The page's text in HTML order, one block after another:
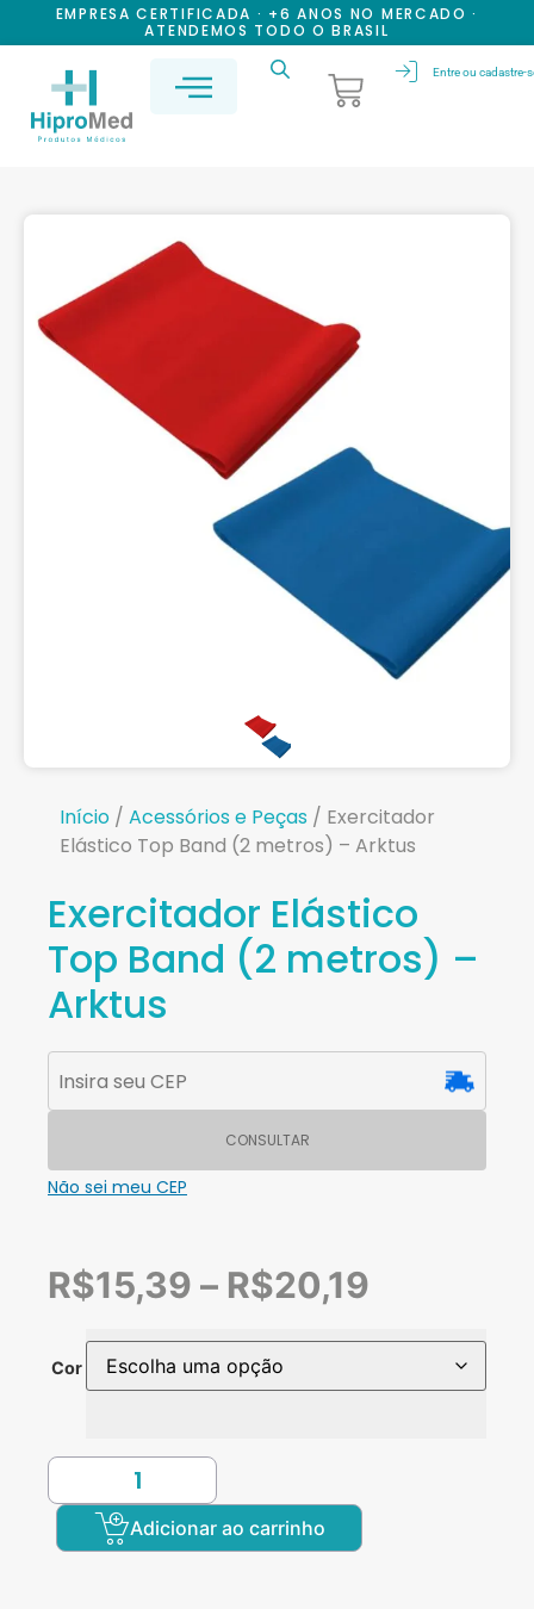
EMPRESA CERTIFICADA · +6 ANOS NO MERCADO ·
ATENDEMOS TODO O BRASIL
Entre ou cadastre-
Início / Acessórios e Peças / Exercitador
Elástico Top Band (2 metros) – Arktus
Exercitador Elástico
Top Band (2 metros) –
Arktus
CONSULTAR
Não sei meu CEP
R$15,39 – R$20,19
Cor
Adicionar ao carrinho